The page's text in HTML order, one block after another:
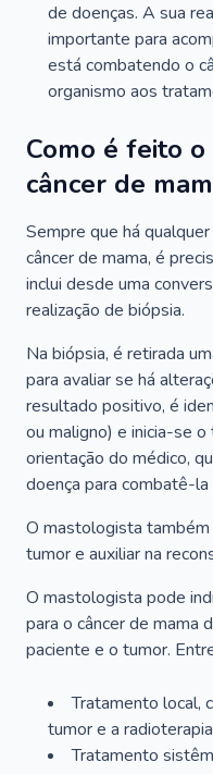
de doenças. A sua
importante para
está combatendo o
organismo aos
Como é feito
câncer de
Sempre que há
câncer de mama, é
inclui desde uma
realização de biópsia.
Na biópsia, é retirada
para avaliar se há
resultado positivo, é
ou maligno) e inicia-se
orientação do médico,
doença para combatê-
O mastologista
tumor e auxiliar na
O mastologista pode
para o câncer de mama
paciente e o tumor.
Tratamento local,
tumor e a
Tratamento